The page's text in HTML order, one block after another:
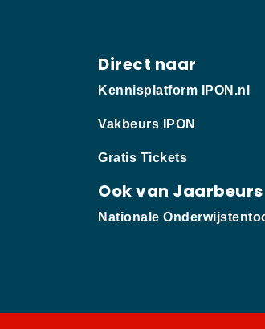
Direct naar
Kennisplatform IPON.nl
Vakbeurs IPON
Gratis Tickets
Ook van Jaarbeurs
Nationale